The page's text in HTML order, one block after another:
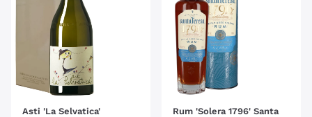
Asti 'La Selvatica'
Rum 'Solera 1796' Santa